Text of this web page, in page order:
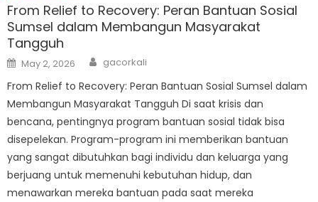
From Relief to Recovery: Peran Bantuan Sosial
Sumsel dalam Membangun Masyarakat
Tangguh
Posted
on
May 2, 2026 Author
gacorkali
From Relief to Recovery: Peran Bantuan Sosial Sumsel dalam
Membangun Masyarakat Tangguh Di saat krisis dan
bencana, pentingnya program bantuan sosial tidak bisa
disepelekan. Program-program ini memberikan bantuan
yang sangat dibutuhkan bagi individu dan keluarga yang
berjuang untuk memenuhi kebutuhan hidup, dan
menawarkan mereka bantuan pada saat mereka